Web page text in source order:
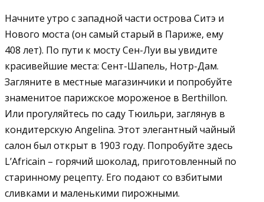
Начните утро с западной части острова Ситэ и
Нового моста (он самый старый в Париже, ему
408 лет). По пути к мосту Сен-Луи вы увидите
красивейшие места: Сент-Шапель, Нотр-Дам.
Загляните в местные магазинчики и попробуйте
знаменитое парижское мороженое в Berthillon.
Или прогуляйтесь по саду Тюильри, заглянув в
кондитерскую Angelina. Этот элегантный чайный
салон был открыт в 1903 году. Попробуйте здесь
L’Africain – горячий шоколад, приготовленный по
старинному рецепту. Его подают со взбитыми
сливками и маленькими пирожными.